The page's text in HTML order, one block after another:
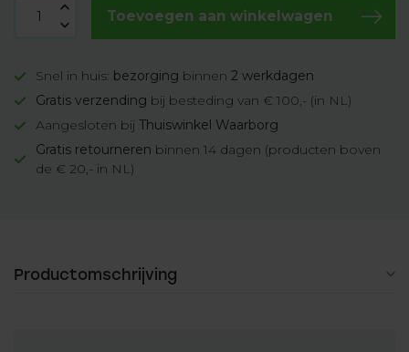
Toevoegen aan winkelwagen
Snel in huis: bezorging binnen 2 werkdagen
Gratis verzending bij besteding van € 100,- (in NL)
Aangesloten bij Thuiswinkel Waarborg
Gratis retourneren binnen 14 dagen (producten boven
de € 20,- in NL)
Productomschrijving